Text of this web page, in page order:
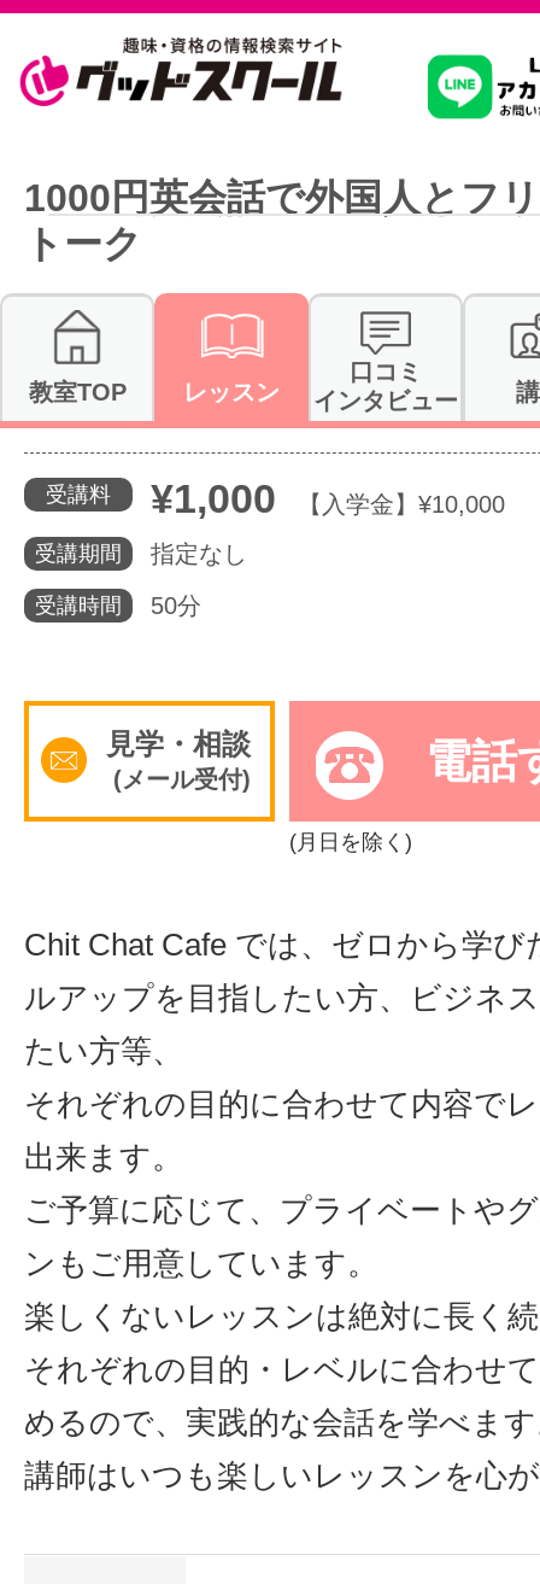
習いたいこ
駅・路線か
やりたいこ
特集をみる
掲載のお問
1000円英会話で外国人とフ
トーク
教室TOP レッスン
口コミ
インタビュー
受講料 ¥1,000 【入学金】¥10,000
受講期間 指定なし
受講時間 50分
見学・相談
(メール受付) 電話
(月日を除く)
Chit Chat Cafe では、ゼロから学び
ルアップを目指したい方、ビジネ
たい方等、
それぞれの目的に合わせて内容で
出来ます。
ご予算に応じて、プライベートや
ンもご用意しています。
楽しくないレッスンは絶対に長く
それぞれの目的・レベルに合わせ
めるので、実践的な会話を学べま
講師はいつも楽しいレッスンを心